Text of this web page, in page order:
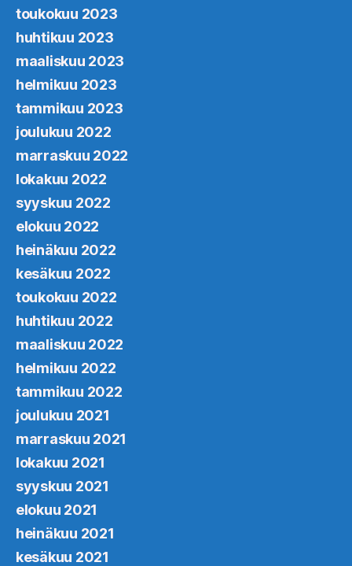
toukokuu 2023
huhtikuu 2023
maaliskuu 2023
helmikuu 2023
tammikuu 2023
joulukuu 2022
marraskuu 2022
lokakuu 2022
syyskuu 2022
elokuu 2022
heinäkuu 2022
kesäkuu 2022
toukokuu 2022
huhtikuu 2022
maaliskuu 2022
helmikuu 2022
tammikuu 2022
joulukuu 2021
marraskuu 2021
lokakuu 2021
syyskuu 2021
elokuu 2021
heinäkuu 2021
kesäkuu 2021